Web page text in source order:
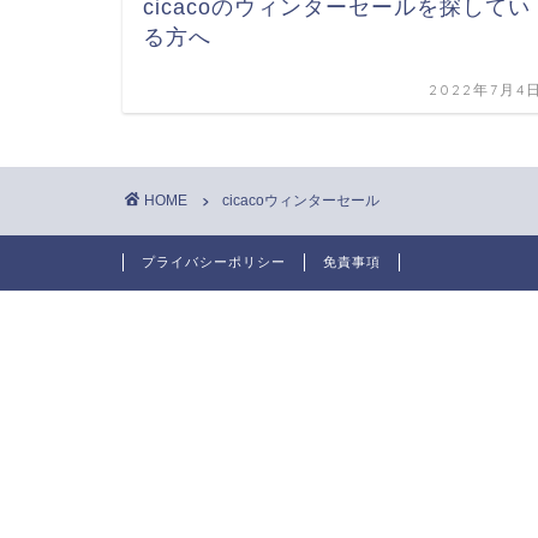
cicacoのウィンターセールを探してい
る方へ
2022年7月4
HOME cicacoウィンターセール
プライバシーポリシー 免責事項